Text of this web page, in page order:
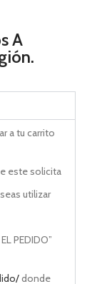
A
a tu carrito
este solicita
utilizar
PEDIDO”
donde